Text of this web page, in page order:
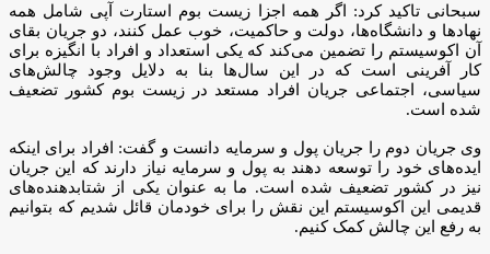
سبحانی تاکید کرد: اگر همه اجزا زیست بوم استارت آپی شامل همه
نهادها و دانشگاه‌ها، دولت و حاکمیت، خوب عمل کنند، دو جریان بقای
آن اکوسیستم را تضمین می‌کند که یکی استعداد و افراد با انگیزه برای
کار آفرینی است که در این سال‌ها بنا به دلایل وجود چالش‌های
سیاسی، اجتماعی جریان افراد مستعد در زیست بوم کشور تضعیف
شده است.
وی جریان دوم را جریان پول و سرمایه دانست و گفت: افراد برای اینکه
ایده‌های خود را توسعه دهند به پول و سرمایه نیاز دارند که این جریان
نیز در کشور تضعیف شده است. ما به عنوان یکی از شتابدهنده‌های
قدیمی این اکوسیستم این نقش را برای خودمان قائل شدیم که بتوانیم
به رفع این چالش کمک کنیم.